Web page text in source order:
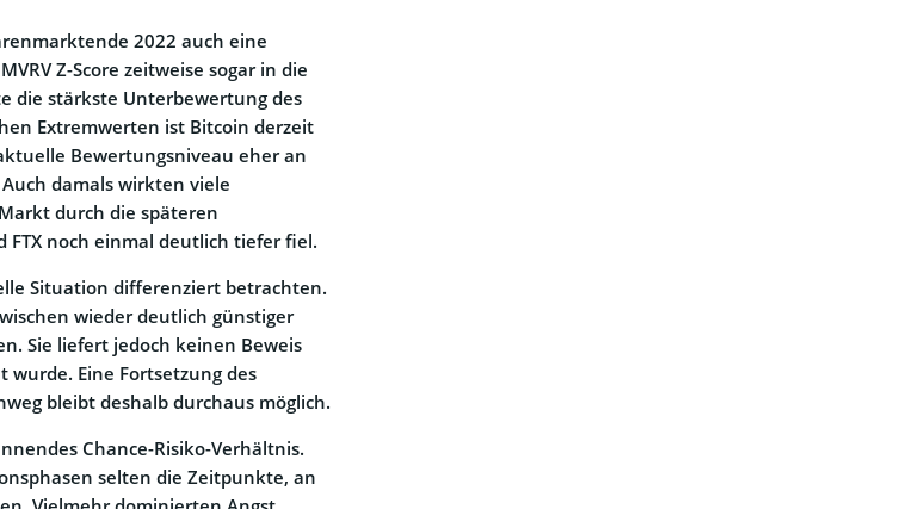
2022 auch eine
Z-Score zeitweise sogar in die
die stärkste Unterbewertung des
Extremwerten ist Bitcoin derzeit
Bewertungsniveau eher an
damals wirkten viele
durch die späteren
FTX noch einmal deutlich tiefer fiel.
Situation differenziert betrachten.
wieder deutlich günstiger
Sie liefert jedoch keinen Beweis
wurde. Eine Fortsetzung des
bleibt deshalb durchaus möglich.
Chance-Risiko-Verhältnis.
selten die Zeitpunkte, an